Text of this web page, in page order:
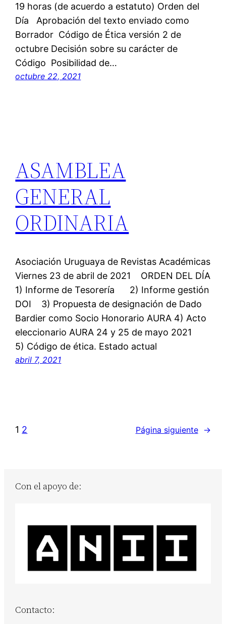
19 horas (de acuerdo a estatuto) Orden del
Día Aprobación del texto enviado como
Borrador Código de Ética versión 2 de
octubre Decisión sobre su carácter de
Código Posibilidad de…
octubre 22, 2021
ASAMBLEA
GENERAL
ORDINARIA
Asociación Uruguaya de Revistas Académicas
Viernes 23 de abril de 2021 ORDEN DEL DÍA
1) Informe de Tesorería 2) Informe gestión
DOI 3) Propuesta de designación de Dado
Bardier como Socio Honorario AURA 4) Acto
eleccionario AURA 24 y 25 de mayo 2021
5) Código de ética. Estado actual
abril 7, 2021
1 2 Página siguiente →
Con el apoyo de:
Contacto: